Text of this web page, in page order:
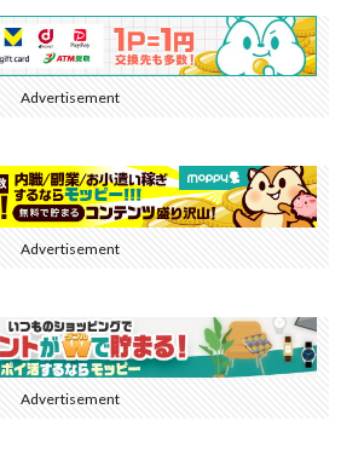
Advertisement
Advertisement
Advertisement